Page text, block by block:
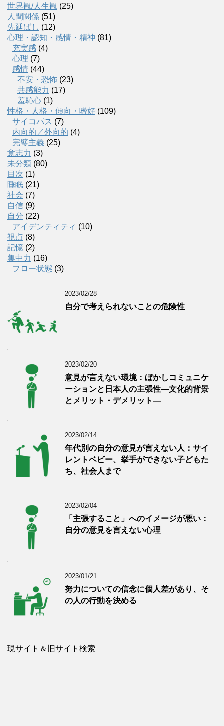
世界観/人生観 (25)
人間関係 (51)
先延ばし (12)
心理・認知・感情・精神 (81)
充実感 (4)
心理 (7)
感情 (44)
不安・恐怖 (23)
共感能力 (17)
羞恥心 (1)
性格・人格・傾向・嗜好 (109)
サイコパス (7)
内向的／外向的 (4)
完璧主義 (25)
意志力 (3)
未分類 (80)
目次 (1)
睡眠 (21)
社会 (7)
自信 (9)
自分 (22)
アイデンティティ (10)
視点 (8)
記憶 (2)
集中力 (16)
フロー状態 (3)
2023/02/28
自分で考えられないことの危険性
2023/02/20
意見が言えない環境：ぼかしコミュニケ
ーションと日本人の主張性―文化的背景
とメリット・デメリット―
2023/02/14
年代別の自分の意見が言えない人：サイ
レントベビー、挙手ができない子どもた
ち、社会人まで
2023/02/04
「主張すること」へのイメージが悪い：
自分の意見を言えない心理
2023/01/21
努力についての信念に個人差があり、そ
の人の行動を決める
現サイト＆旧サイト検索